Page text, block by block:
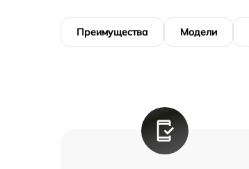
Преимущества Модели